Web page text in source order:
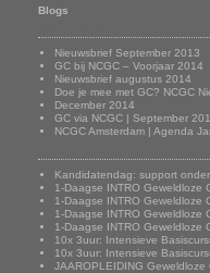
Blogs
Nieuwsbrief September 2013
GC bij NCGC – Voorjaar 2014
Nieuwsbrief augustus 2014
Doe je mee met GC? NCGC
December 2014
GC via NCGC | September
NCGC Amsterdam | Agenda
Kandidatendag: support
1-Daagse INTRO Geweldloze
1-Daagse INTRO Geweldloze
1-Daagse INTRO Geweldloze
1-Daagse INTRO Geweldloze
10x 3uur: Intensieve
10x 3uur: Intensieve
JAAROPLEIDING